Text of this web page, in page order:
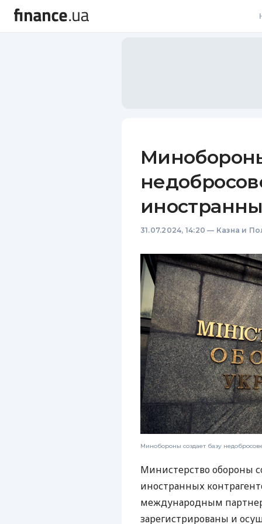
31.07.2024, 14:20 — Казна и
Минобороны создает базу
Министерство обороны
иностранных
международным
зарегистрированы и